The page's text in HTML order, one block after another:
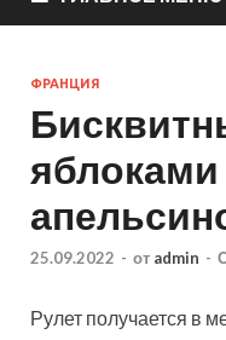
ФРАНЦИЯ
яблоками
25.09.2022 - от admin -
Рулет получается в